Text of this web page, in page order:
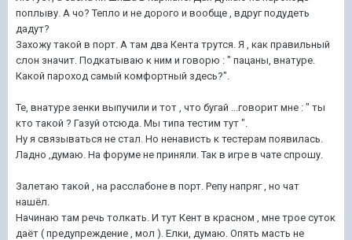
поплыву. А чо? Тепло и не дорого и вообще , вдруг подудеть
дадут?
Захожу такой в порт. А там два Кента трутся. Я , как правильный
слон значит. Подкатываю к ним и говорю : " пацаны, внатуре.
Какой пароход самый комфортный здесь?".
Те, внатуре зенки выпучили и тот , что бугай ...говорит мне : " ты
кто такой ? Газуй отсюда. Мы типа тестим тут ".
Ну я связываться не стал. Но ненависть к тестерам появилась.
Ладно ,думаю. На форуме не приняли. Так в игре в чате спрошу.
Залетаю такой , на расслабоне в порт. Репу напряг , но чат
нашёл.
Начинаю там речь толкать. И тут Кент в красном , мне трое суток
даёт ( предупреждение , мол ). Елки, думаю. Опять масть не